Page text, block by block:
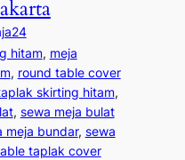
hitam, meja
, round table cover
skirting hitam
, sewa meja bulat
meja bundar, sewa
taplak cover